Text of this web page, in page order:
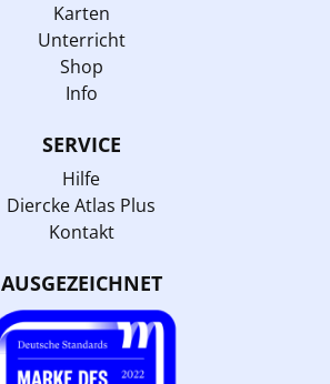
Karten
Unterricht
Shop
Info
SERVICE
Hilfe
Diercke Atlas Plus
Kontakt
AUSGEZEICHNET